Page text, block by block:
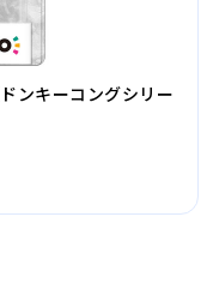
ンキーコングシリー